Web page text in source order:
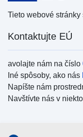
Tieto webové stránky
Kontaktujte EÚ
avolajte nám na číslo
Iné spôsoby, ako nás
Napíšte nám
Navštívte nás v